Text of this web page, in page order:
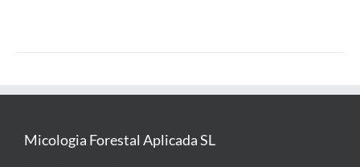
Micologia Forestal Aplicada SL